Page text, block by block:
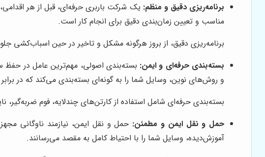
برنامه‌ریزی دقیق و منظم: یک شرکت باربری حرفه‌ای، قبل از هر
مناسب و تعیین زمان‌بندی دقیق برای انجام کار است.
برنامه‌ریزی دقیق، از بروز هرگونه مشکل و تاخیر در حین
بسته‌بندی حرفه‌ای و ایمن: بسته‌بندی اصولی، مهم‌ترین عامل در
و روش‌های نوین، وسایل شما را به گونه‌ای بسته‌بندی می‌کند که در
بسته‌بندی حرفه‌ای شامل استفاده از کارتن‌های چندلایه، فوم
حمل و نقل ایمن و مطمئن: حمل و نقل ایمن، نیازمند ناوگانی
آموزش‌دیده، وسایل شما را با احتیاط کامل به مقصد می‌رسانند.